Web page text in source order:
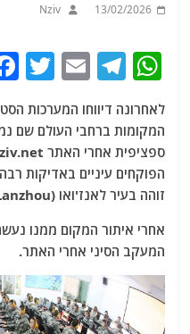
13/02/2026
Nziv
W
at
s
A
p
p
T
e
g
ra
m
E
ai
l
T
לאחרונה דיווחו המערכות
המקומות ברחבי העולם שם
הפוקחים עיניים באדיקות
זוהה בעיר לאנז'ואו (Lanzhou) שבסין.
אחרי איתור המקום ממנו
המעקב הסיני אחרי האתר.